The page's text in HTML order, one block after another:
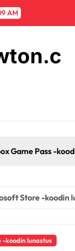
AM
Store -koodin
-koodin lunastus